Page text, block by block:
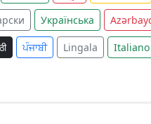
Українська
ਪੰਜਾਬੀ Lingala Italiano